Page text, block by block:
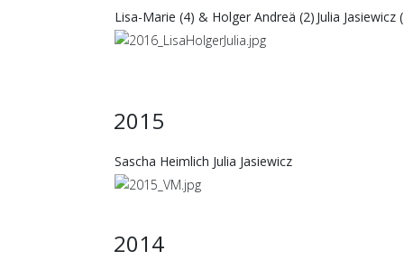
Lisa-Marie (4) & Holger Andreä (2) Julia Jasiewicz
2015
Sascha Heimlich Julia Jasiewicz
2014